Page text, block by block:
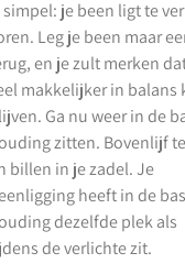
simpel: je been ligt te
Leg je been maar
en je zult merken
makkelijker in balans
Ga nu weer in de
zitten. Bovenlijf
billen in je zadel. Je
heeft in de
dezelfde plek als
de verlichte zit.